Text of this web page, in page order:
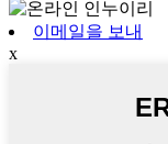
이메일을 보내
x